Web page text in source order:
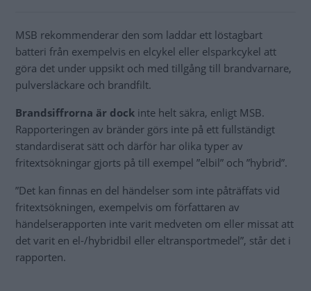
MSB rekommenderar den som laddar ett löstagbart
batteri från exempelvis en elcykel eller elsparkcykel att
göra det under uppsikt och med tillgång till brandvarnare,
pulversläckare och brandfilt.
Brandsiffrorna är dock inte helt säkra, enligt MSB.
Rapporteringen av bränder görs inte på ett fullständigt
standardiserat sätt och därför har olika typer av
fritextsökningar gjorts på till exempel ”elbil” och ”hybrid”.
”Det kan finnas en del händelser som inte påträffats vid
fritextsökningen, exempelvis om författaren av
händelserapporten inte varit medveten om eller missat att
det varit en el-/hybridbil eller eltransportmedel”, står det i
rapporten.